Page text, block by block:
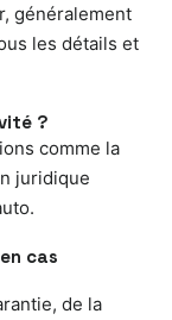
généralement
les détails et
?
comme la
juridique
cas
de la